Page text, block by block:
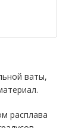
ваты,
расплава